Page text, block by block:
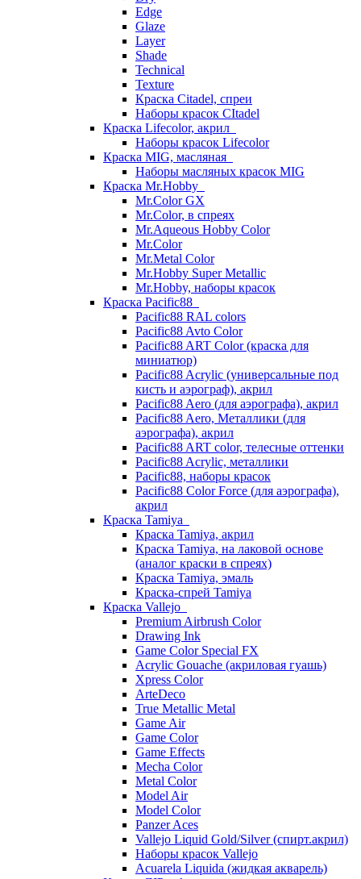
Edge
Glaze
Layer
Shade
Technical
Texture
Краска Citadel, спреи
Наборы красок CItadel
Краска Lifecolor, акрил
Наборы красок Lifecolor
Краска MIG, масляная
Наборы масляных красок MIG
Краска Mr.Hobby
Mr.Color GX
Mr.Color, в спреях
Mr.Aqueous Hobby Color
Mr.Color
Mr.Metal Color
Mr.Hobby Super Metallic
Mr.Hobby, наборы красок
Краска Pacific88
Pacific88 RAL colors
Pacific88 Avto Color
Pacific88 ART Color (краска для
миниатюр)
Pacific88 Acrylic (универсальные под
кисть и аэрограф), акрил
Pacific88 Aero (для аэрографа), акрил
Pacific88 Aero, Металлики (для
аэрографа), акрил
Pacific88 ART color, телесные оттенки
Pacific88 Acrylic, металлики
Pacific88, наборы красок
Pacific88 Color Force (для аэрографа),
акрил
Краска Tamiya
Краска Tamiya, акрил
Краска Tamiya, на лаковой основе
(аналог краски в спреях)
Краска Tamiya, эмаль
Краска-спрей Tamiya
Краска Vallejo
Premium Airbrush Color
Drawing Ink
Game Color Special FX
Acrylic Gouache (акриловая гуашь)
Xpress Color
ArteDeco
True Metallic Metal
Game Air
Game Color
Game Effects
Mecha Color
Metal Color
Model Air
Model Color
Panzer Aces
Vallejo Liquid Gold/Silver (спирт.акрил)
Наборы красок Vallejo
Acuarela Liquida (жидкая акварель)